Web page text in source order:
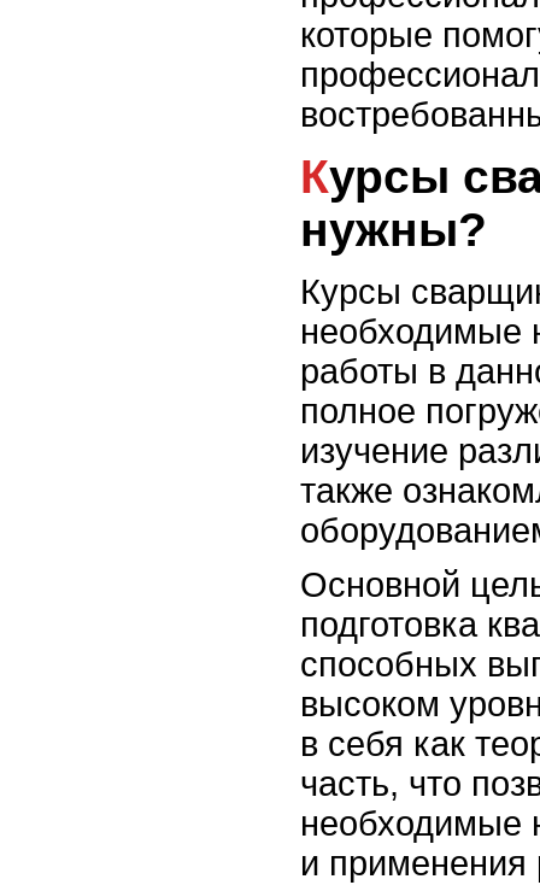
которые
Курсы сварщика: зачем они
нужны?
Курсы
необходимые
работы в
полное
изучение
также
Основной
подготовка
способных
высоком
в себя как
часть, что
необходимые
и применения